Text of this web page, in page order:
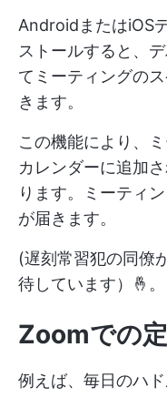
AndroidまたはiOS
ストールすると、
てミーティングの
きます。
この機能により、
カレンダーに追加
ります。ミーティ
が届きます。
(遅刻常習犯の同僚
待しています）🤞。
Zoomでの
例えば、毎日のハ